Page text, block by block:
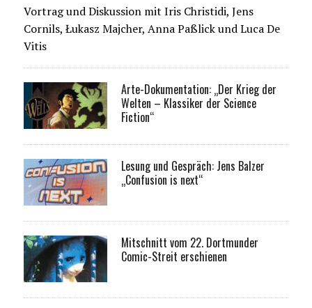
Vortrag und Diskussion mit Iris Christidi, Jens
Cornils, Łukasz Majcher, Anna Paßlick und Luca De
Vitis
Arte-Dokumentation: „Der Krieg der
Welten – Klassiker der Science
Fiction“
Lesung und Gespräch: Jens Balzer
„Confusion is next“
Mitschnitt vom 22. Dortmunder
Comic-Streit erschienen